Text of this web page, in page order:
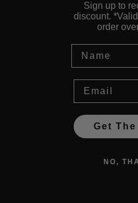
Sign up to
discount.
order
Get
NO,